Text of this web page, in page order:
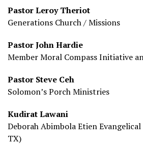
Pastor Leroy Theriot
Generations Church / Missions
Pastor John Hardie
Member Moral Compass Initiative
Pastor Steve Ceh
Solomon’s Porch Ministries
Kudirat Lawani
Deborah Abimbola Etien
TX)